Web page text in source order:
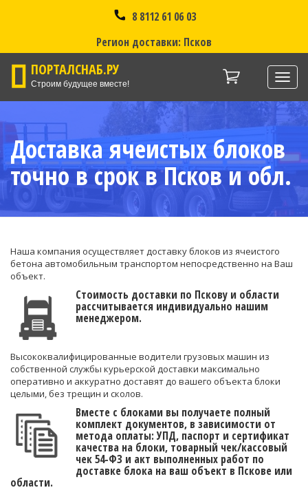
8 8112 61 06 03
Регион доставки: Псков
ПОРТАЛСНАБ.РУ
Строим будущее вместе!
Доставка ячеистых блоков
точно в срок в Псков и обл.
Наша компания осуществляет доставку блоков из ячеистого
бетона автомобильным транспортом непосредственно на Ваш
объект.
Стоимость доставки по Пскову и области
рассчитывается индивидуально нашим
менеджером.
Высококвалифицированные водители грузовых машин из
собственной службы курьерской доставки максимально
оперативно и аккуратно доставят до вашего объекта блоки
целыми, без трещин и сколов.
Вместе с блоками вы получаете полный
комплект документов, в зависимости от
метода оплаты: УПД, паспорт и сертификат
качества на блоки, товарный чек/кассовый
чек 54-ФЗ и акт выполненных работ по
доставке блока на ваш объект в Пскове или
области.